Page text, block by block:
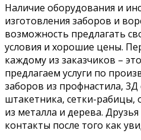
Наличие оборудования и
изготовления заборов и
возможность предлагать
условия и хорошие цены.
каждому из заказчиков –
предлагаем услуги по
заборов из профнастила, 3Д
штакетника, сетки-рабицы,
из металла и дерева.
контакты после того как